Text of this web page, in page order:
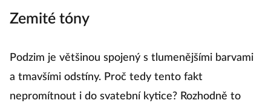
Zemité tóny
Podzim je většinou spojený s tlumenějšími barvami
a tmavšími odstíny. Proč tedy tento fakt
nepromítnout i do svatební kytice? Rozhodně to